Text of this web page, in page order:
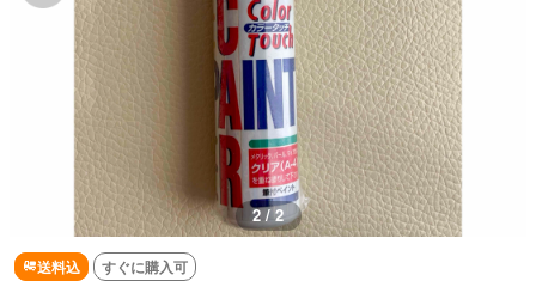
1 / 2
送料込 すぐに購入可